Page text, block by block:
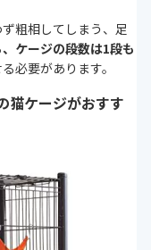
粗相してしまう、足
、ケージの段数は1段も
必要があります。
猫ケージがおすす